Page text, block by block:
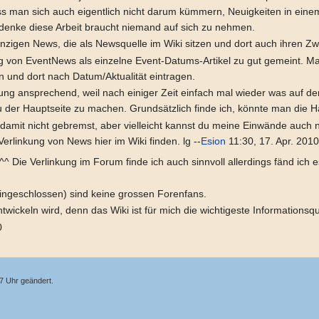
man sich auch eigentlich nicht darum kümmern, Neuigkeiten in
diese Arbeit braucht niemand auf sich zu nehmen.
News, die als Newsquelle im Wiki sitzen und dort auch ihren
von EventNews als einzelne Event-Datums-Artikel zu gut gemeint.
und dort nach Datum/Aktualität eintragen.
ansprechend, weil nach einiger Zeit einfach mal wieder was auf
Hauptseite zu machen. Grundsätzlich finde ich, könnte man die
nicht gebremst, aber vielleicht kannst du meine Einwände
von News hier im Wiki finden. lg --Esion 11:30, 17. Apr.
Die Verlinkung im Forum finde ich auch sinnvoll allerdings fänd ich
sind keine grossen Forenfans.
wird, denn das Wiki ist für mich die wichtigeste
Uhr geändert.